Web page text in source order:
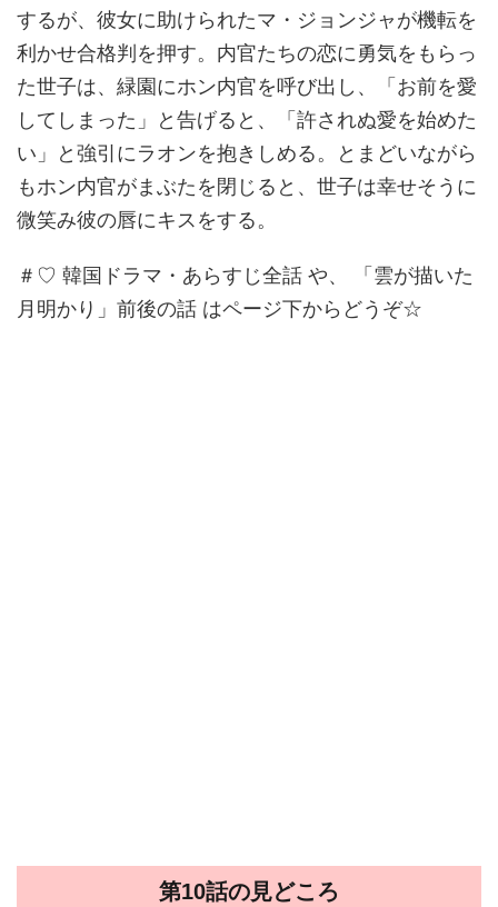
するが、彼女に助けられたマ・ジョンジャが機転を
利かせ合格判を押す。内官たちの恋に勇気をもらっ
た世子は、緑園にホン内官を呼び出し、「お前を愛
してしまった」と告げると、「許されぬ愛を始めた
い」と強引にラオンを抱きしめる。とまどいながら
もホン内官がまぶたを閉じると、世子は幸せそうに
微笑み彼の唇にキスをする。
＃♡ 韓国ドラマ・あらすじ全話 や、 「雲が描いた
月明かり」前後の話 はページ下からどうぞ☆
第10話の見どころ